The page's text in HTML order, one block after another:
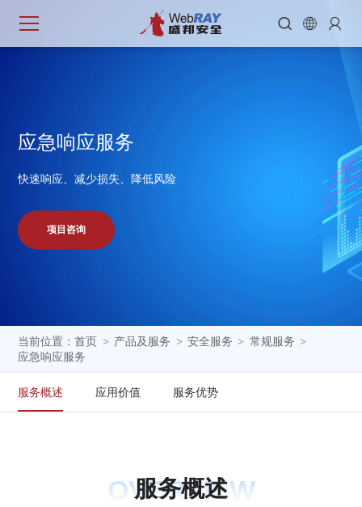
  
应急响应服务
快速响应、减少损失、降低风险
项目咨询
当前位置：首页 > 产品及服务 > 安全服务 > 常规服务 >
应急响应服务
服务概述 应用价值 服务优势
OVERVIEW
服务概述